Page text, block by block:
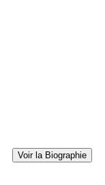
Voir la Biographie